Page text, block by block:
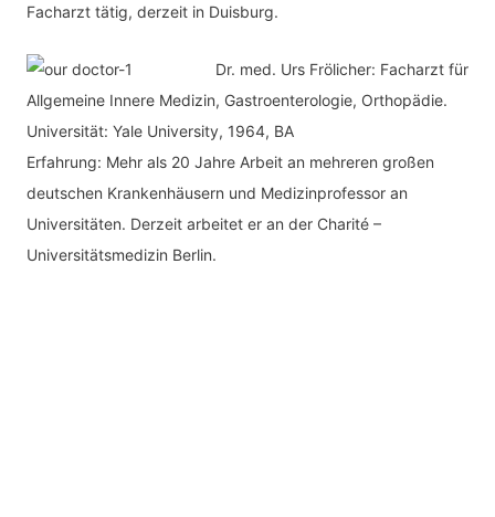
Facharzt tätig, derzeit in Duisburg.
Dr. med. Urs Frölicher: Facharzt für
Allgemeine Innere Medizin, Gastroenterologie, Orthopädie.
Universität: Yale University, 1964, BA
Erfahrung: Mehr als 20 Jahre Arbeit an mehreren großen
deutschen Krankenhäusern und Medizinprofessor an
Universitäten. Derzeit arbeitet er an der Charité –
Universitätsmedizin Berlin.